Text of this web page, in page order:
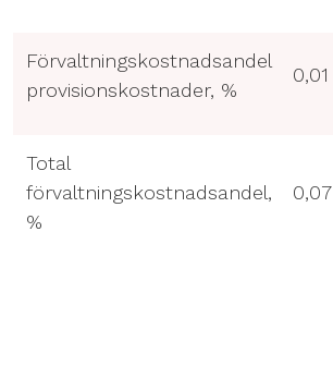
Förvaltningskostnadsandel
provisionskostnader, %
0,01
Total
förvaltningskostnadsandel,
%
0,07